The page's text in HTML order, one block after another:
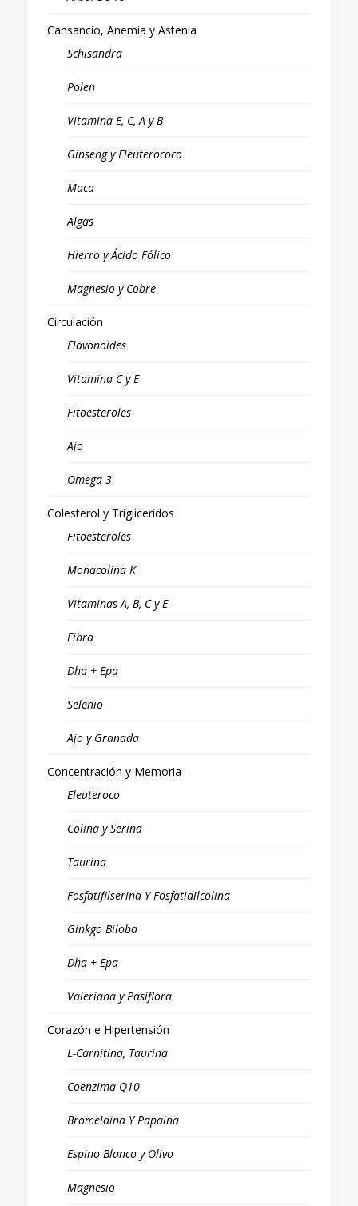
Cansancio, Anemia y Astenia
Schisandra
Polen
Vitamina E, C, A y B
Ginseng y Eleuterococo
Maca
Algas
Hierro y Ácido Fólico
Magnesio y Cobre
Circulación
Flavonoides
Vitamina C y E
Fitoesteroles
Ajo
Omega 3
Colesterol y Trigliceridos
Fitoesteroles
Monacolina K
Vitaminas A, B, C y E
Fibra
Dha + Epa
Selenio
Ajo y Granada
Concentración y Memoria
Eleuteroco
Colina y Serina
Taurina
Fosfatifilserina Y Fosfatidilcolina
Ginkgo Biloba
Dha + Epa
Valeriana y Pasiflora
Corazón e Hipertensión
L-Carnitina, Taurina
Coenzima Q10
Bromelaina Y Papaína
Espino Blanco y Olivo
Magnesio